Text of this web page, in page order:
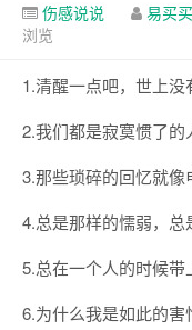
伤感说说 易买买
浏览
1.清醒一点吧，世上没
2.我们都是寂寞惯了的
3.那些琐碎的回忆就像
4.总是那样的懦弱，总
5.总在一个人的时候带
6.为什么我是如此的害